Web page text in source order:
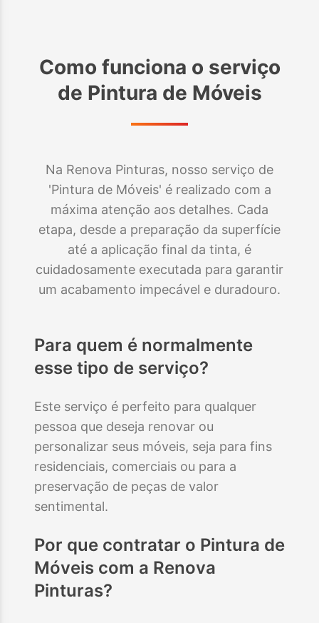
Como funciona o serviço
de Pintura de Móveis
Na Renova Pinturas, nosso serviço de
'Pintura de Móveis' é realizado com a
máxima atenção aos detalhes. Cada
etapa, desde a preparação da superfície
até a aplicação final da tinta, é
cuidadosamente executada para garantir
um acabamento impecável e duradouro.
Para quem é normalmente
esse tipo de serviço?
Este serviço é perfeito para qualquer
pessoa que deseja renovar ou
personalizar seus móveis, seja para fins
residenciais, comerciais ou para a
preservação de peças de valor
sentimental.
Por que contratar o Pintura de
Móveis com a Renova
Pinturas?